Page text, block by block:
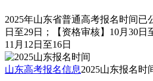
2025年山东省普通高考报名时间已
日至29日；【资格审核】10月30日
11月12日至16日
山东高考报名信息2025山东报名时